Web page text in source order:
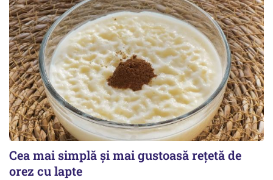
Cea mai simplă și mai gustoasă rețetă de
orez cu lapte